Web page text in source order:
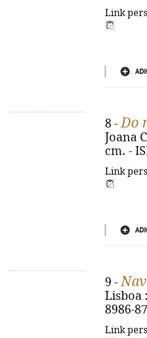
Link
8 -Do
Joana
cm. -
Link
9 -
Lisboa
8986-
Link